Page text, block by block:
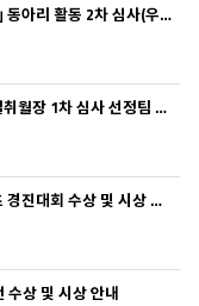
[교수학습지원센터] 2026-1 ｢창의융합 생각공방｣ 동아리 활동 2차 심사(우수활동 동아..
[교수학습지원센터] 2026-1학기 대학핵심역량 일취월장 1차 심사 선정팀 발표 안내
[취업ㆍ창업지원센터] 2026학년도 유튜브 콘텐츠 경진대회 수상 및 시상 안내
상 및 시상 안내